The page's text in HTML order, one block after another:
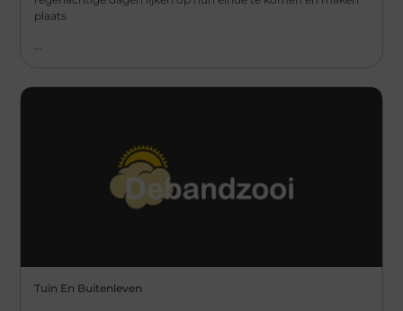
plaats
Tuin En Buitenleven